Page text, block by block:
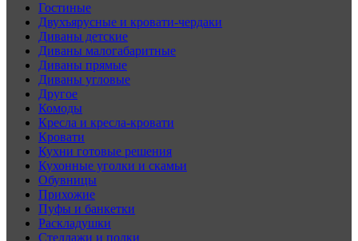
Гостиные
Двухъярусные и кровати-чердаки
Диваны детские
Диваны малогабаритные
Диваны прямые
Диваны угловые
Другое
Комоды
Кресла и кресла-кровати
Кровати
Кухни готовые решения
Кухонные уголки и скамьи
Обувницы
Прихожие
Пуфы и банкетки
Раскладушки
Стеллажи и полки